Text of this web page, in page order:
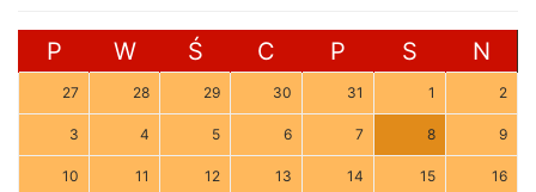
P W Ś C P S N
27 28 29 30 31 1 2
3 4 5 6 7 8 9
10 11 12 13 14 15 16